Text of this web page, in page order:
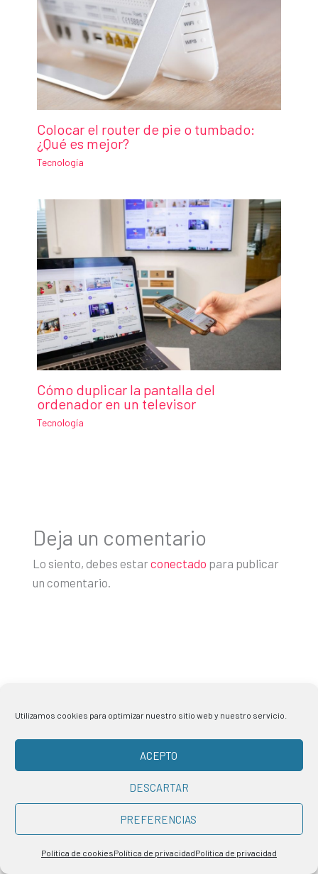
Utilizamos cookies para optimizar nuestro sitio web y nuestro servicio.
ACEPTO
DESCARTAR
PREFERENCIAS
Política de cookiesPolítica de privacidadPolítica de privacidad
Colocar el router de pie o tumbado:
¿Qué es mejor?
Tecnología
Cómo duplicar la pantalla del
ordenador en un televisor
Tecnología
Deja un comentario
Lo siento, debes estarconectado para publicar
un comentario.
Últimos artículos
Top 100 de las empresas que ofrecen más trabajo